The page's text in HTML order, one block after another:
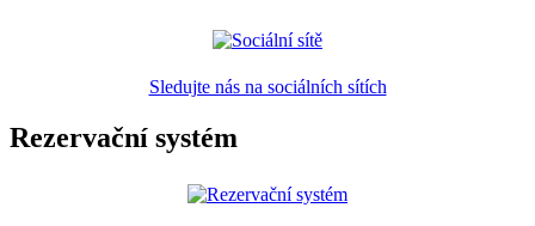
Sledujte nás na sociálních sítích
Rezervační systém